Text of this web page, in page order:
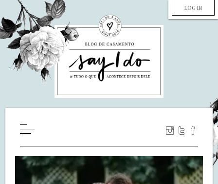
LOG IN
WILL YOU MARRY ME?
LUA DE MEL